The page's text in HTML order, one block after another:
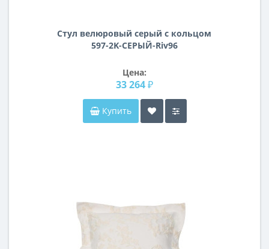
Стул велюровый серый с кольцом
597-2K-СЕРЫЙ-Riv96
Цена:
33 264 ₽
Купить